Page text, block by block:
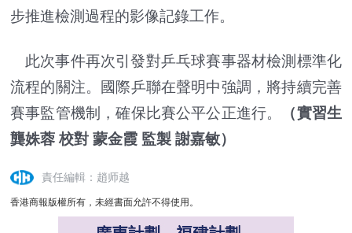
步推進檢測過程的影像記錄工作。
此次事件再次引發對乒乓球賽事器材檢測標準化
流程的關注。國際乒聯在聲明中強調，將持續完善
賽事監管機制，確保比賽公平公正進行。
（實習生
龔姝蓉 校對 蒙金霞 監製 謝嘉敏）
責任編輯：趙师越
香港商報版權所有，未經書面允許不得使用。